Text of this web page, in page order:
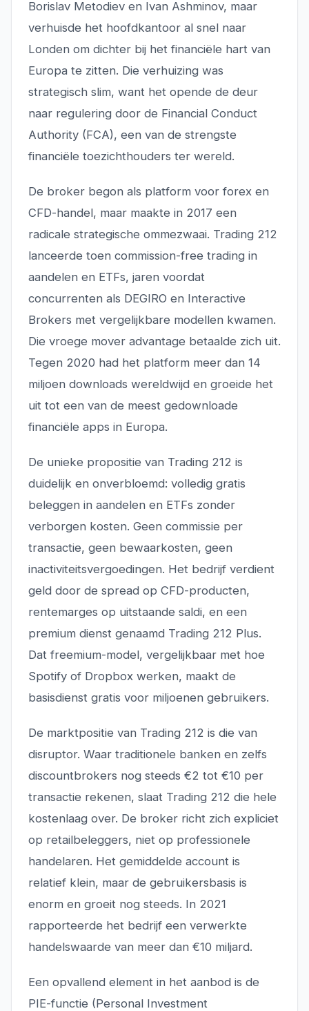
Borislav Metodiev en Ivan Ashminov, maar
verhuisde het hoofdkantoor al snel naar
Londen om dichter bij het financiële hart van
Europa te zitten. Die verhuizing was
strategisch slim, want het opende de deur
naar regulering door de Financial Conduct
Authority (FCA), een van de strengste
financiële toezichthouders ter wereld.
De broker begon als platform voor forex en
CFD-handel, maar maakte in 2017 een
radicale strategische ommezwaai. Trading 212
lanceerde toen commission-free trading in
aandelen en ETFs, jaren voordat
concurrenten als DEGIRO en Interactive
Brokers met vergelijkbare modellen kwamen.
Die vroege mover advantage betaalde zich uit.
Tegen 2020 had het platform meer dan 14
miljoen downloads wereldwijd en groeide het
uit tot een van de meest gedownloade
financiële apps in Europa.
De unieke propositie van Trading 212 is
duidelijk en onverbloemd: volledig gratis
beleggen in aandelen en ETFs zonder
verborgen kosten. Geen commissie per
transactie, geen bewaarkosten, geen
inactiviteitsvergoedingen. Het bedrijf verdient
geld door de spread op CFD-producten,
rentemarges op uitstaande saldi, en een
premium dienst genaamd Trading 212 Plus.
Dat freemium-model, vergelijkbaar met hoe
Spotify of Dropbox werken, maakt de
basisdienst gratis voor miljoenen gebruikers.
De marktpositie van Trading 212 is die van
disruptor. Waar traditionele banken en zelfs
discountbrokers nog steeds €2 tot €10 per
transactie rekenen, slaat Trading 212 die hele
kostenlaag over. De broker richt zich expliciet
op retailbeleggers, niet op professionele
handelaren. Het gemiddelde account is
relatief klein, maar de gebruikersbasis is
enorm en groeit nog steeds. In 2021
rapporteerde het bedrijf een verwerkte
handelswaarde van meer dan €10 miljard.
Een opvallend element in het aanbod is de
PIE-functie (Personal Investment